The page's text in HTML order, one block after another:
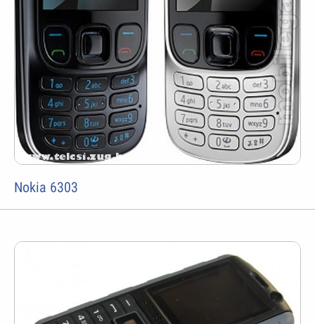
Nokia 6303